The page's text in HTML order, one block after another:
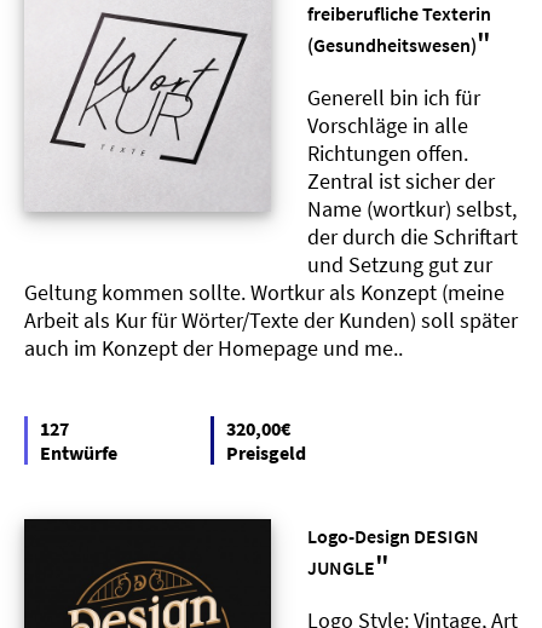
freiberufliche Texterin
(Gesundheitswesen)"
Generell bin ich für
Vorschläge in alle
Richtungen offen.
Zentral ist sicher der
Name (wortkur) selbst,
der durch die Schriftart
und Setzung gut zur
Geltung kommen sollte. Wortkur als Konzept (meine
Arbeit als Kur für Wörter/Texte der Kunden) soll später
auch im Konzept der Homepage und me..
127
Entwürfe
320,00€
Preisgeld
Logo-Design DESIGN
JUNGLE"
Logo Style: Vintage, Art